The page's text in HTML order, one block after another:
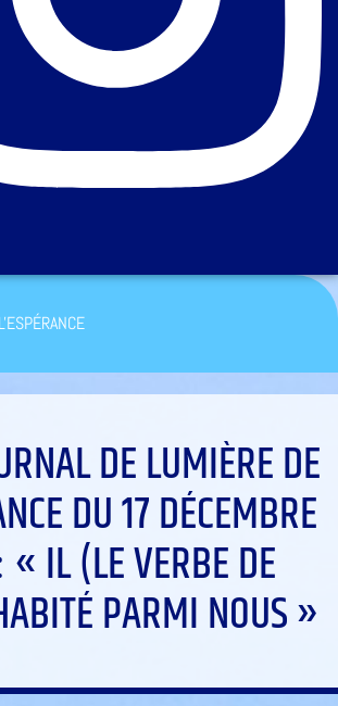
DE LUMIÈRE DE
DU 17 DÉCEMBRE
IL (LE VERBE DE
PARMI NOUS »